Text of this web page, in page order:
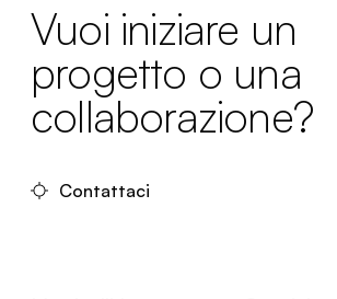
Vuoi iniziare un
progetto o una
collaborazione?
Contattaci